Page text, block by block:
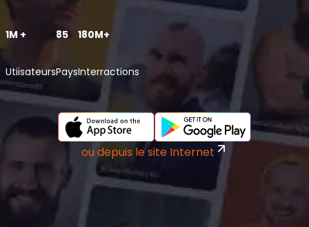
1M +
Utiisateurs
85
Pays
180M+
Interractions
ou depuis le site Internet